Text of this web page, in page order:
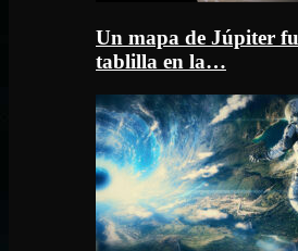
Un mapa de Júpiter
tablilla en la…